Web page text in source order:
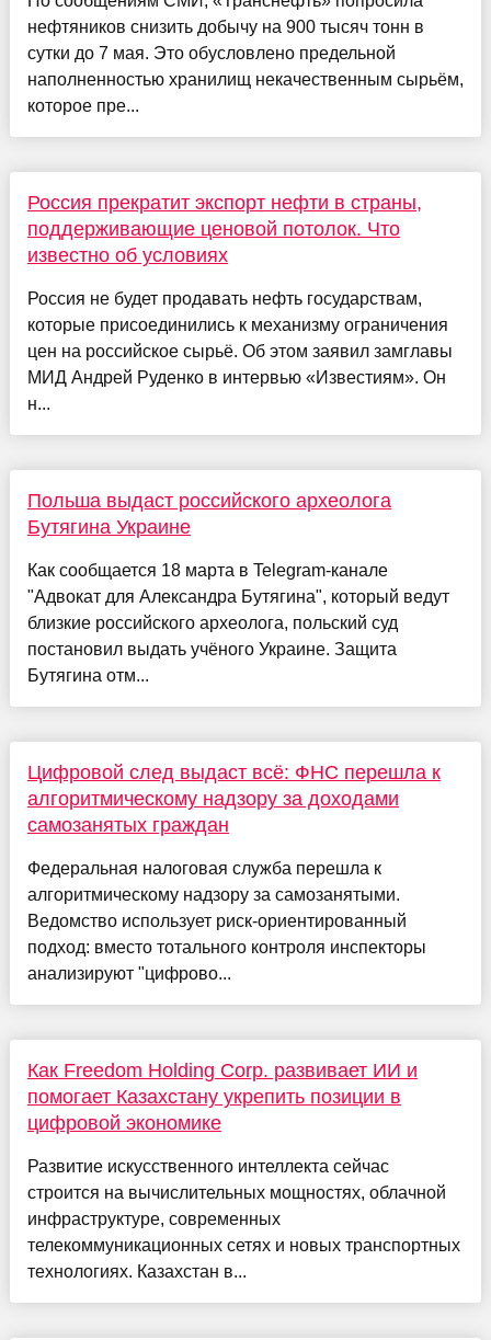
нефтяников снизить добычу на 900 тысяч тонн в
сутки до 7 мая. Это обусловлено предельной
наполненностью хранилищ некачественным сырьём,
которое пре...
Россия прекратит экспорт нефти в страны,
поддерживающие ценовой потолок. Что
известно об условиях
Россия не будет продавать нефть государствам,
которые присоединились к механизму ограничения
цен на российское сырьё. Об этом заявил замглавы
МИД Андрей Руденко в интервью «Известиям». Он
н...
Польша выдаст российского археолога
Бутягина Украине
Как сообщается 18 марта в Telegram-канале
"Адвокат для Александра Бутягина", который ведут
близкие российского археолога, польский суд
постановил выдать учёного Украине. Защита
Бутягина отм...
Цифровой след выдаст всё: ФНС перешла к
алгоритмическому надзору за доходами
самозанятых граждан
Федеральная налоговая служба перешла к
алгоритмическому надзору за самозанятыми.
Ведомство использует риск-ориентированный
подход: вместо тотального контроля инспекторы
анализируют "цифрово...
Как Freedom Holding Corp. развивает ИИ и
помогает Казахстану укрепить позиции в
цифровой экономике
Развитие искусственного интеллекта сейчас
строится на вычислительных мощностях, облачной
инфраструктуре, современных
телекоммуникационных сетях и новых транспортных
технологиях. Казахстан в...